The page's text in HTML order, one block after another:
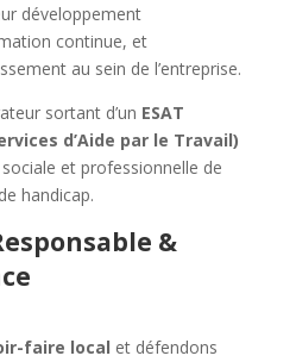
développement
continue, et
au sein de l’entreprise.
sortant d’un ESAT
d’Aide par le Travail)
et professionnelle de
handicap.
&
faire local et défendons